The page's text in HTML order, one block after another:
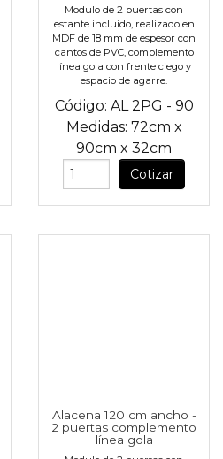
Modulo de 2 puertas con
estante incluido, realizado en
MDF de 18 mm de espesor con
cantos de PVC, complemento
línea gola con frente ciego y
espacio de agarre.
Código: AL 2PG - 90
Medidas: 72cm x
90cm x 32cm
Cotizar
Alacena 120 cm ancho -
2 puertas complemento
línea gola